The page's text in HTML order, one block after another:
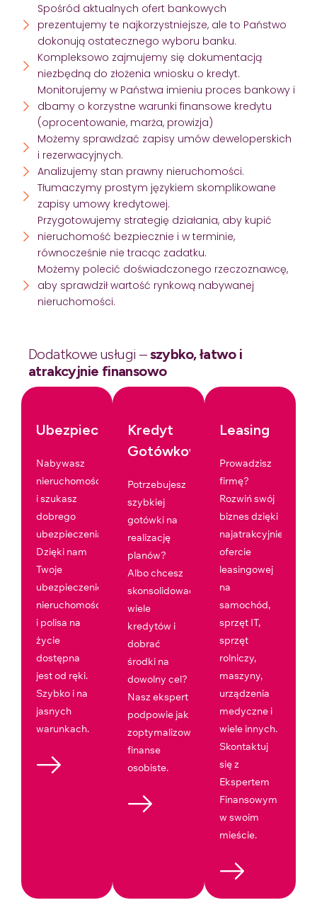
Spośród aktualnych ofert bankowych
prezentujemy te najkorzystniejsze, ale to Państwo
dokonują ostatecznego wyboru banku.
Kompleksowo zajmujemy się dokumentacją
niezbędną do złożenia wniosku o kredyt.
Monitorujemy w Państwa imieniu proces bankowy i
dbamy o korzystne warunki finansowe kredytu
(oprocentowanie, marża, prowizja)
Możemy sprawdzać zapisy umów deweloperskich
i rezerwacyjnych.
Analizujemy stan prawny nieruchomości.
Tłumaczymy prostym językiem skomplikowane
zapisy umowy kredytowej.
Przygotowujemy strategię działania, aby kupić
nieruchomość bezpiecznie i w terminie,
równocześnie nie tracąc zadatku.
Możemy polecić doświadczonego rzeczoznawcę,
aby sprawdził wartość rynkową nabywanej
nieruchomości.
Dodatkowe usługi –szybko, łatwo i
atrakcyjnie finansowo
Ubezpieczenia
Nabywasz
nieruchomość
i szukasz
dobrego
ubezpieczenia?
Dzięki nam
Twoje
ubezpieczenie
nieruchomości
i polisa na
życie
dostępna
jest od ręki.
Szybko i na
jasnych
warunkach.
Kredyt
Gotówkowy
Potrzebujesz
szybkiej
gotówki na
realizację
planów?
Albo chcesz
skonsolidować
wiele
kredytów i
dobrać
środki na
dowolny cel?
Nasz ekspert
podpowie jak
zoptymalizować
finanse
osobiste.
Leasing
Prowadzisz
firmę?
Rozwiń swój
biznes dzięki
najatrakcyjniejszej
ofercie
leasingowej
na
samochód,
sprzęt IT,
sprzęt
rolniczy,
maszyny,
urządzenia
medyczne i
wiele innych.
Skontaktuj
się z
Ekspertem
Finansowym
w swoim
mieście.